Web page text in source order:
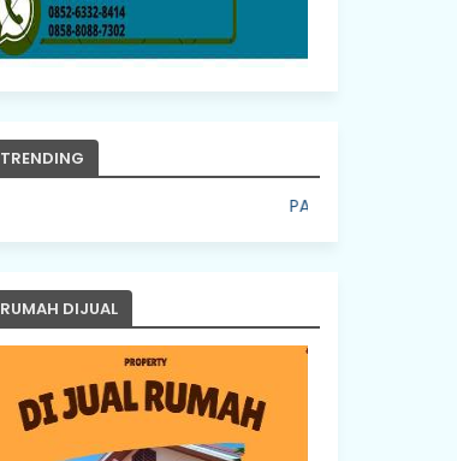
TRENDING
PASANG IKLAN ANDA DISINI
RUMAH DIJUAL